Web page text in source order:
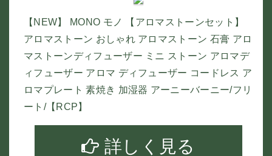
【NEW】 MONO モノ 【アロマストーンセット】
アロマストーン おしゃれ アロマストーン 石膏 アロ
マストーンディフューザー ミニ ストーン アロマデ
ィフューザー アロマ ディフューザー コードレス ア
ロマプレート 素焼き 加湿器 アーニーバーニー/フリ
ート/【RCP】
詳しく見る